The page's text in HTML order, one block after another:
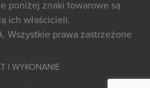
poniżej znaki towarowe są
ich właścicieli.
Wszystkie prawa zastrzeżone
I WYKONANIE